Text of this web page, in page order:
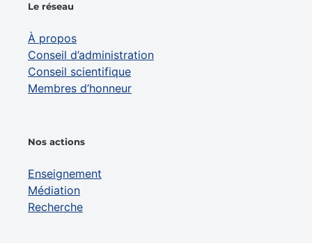
Le réseau
À propos
Conseil d’administration
Conseil scientifique
Membres d’honneur
Nos actions
Enseignement
Médiation
Recherche